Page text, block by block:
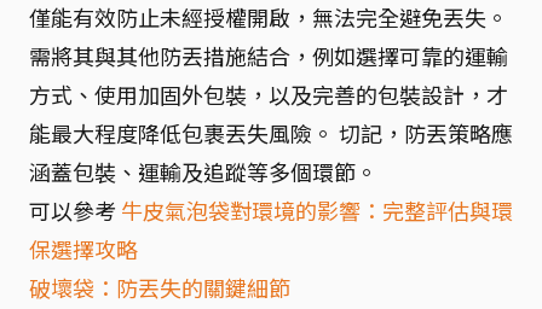
僅能有效防止未經授權開啟，無法完全避免丟失。
需將其與其他防丟措施結合，例如選擇可靠的運輸
方式、使用加固外包裝，以及完善的包裝設計，才
能最大程度降低包裹丟失風險。 切記，防丟策略應
涵蓋包裝、運輸及追蹤等多個環節。
可以參考 牛皮氣泡袋對環境的影響：完整評估與環
保選擇攻略
破壞袋：防丟失的關鍵細節